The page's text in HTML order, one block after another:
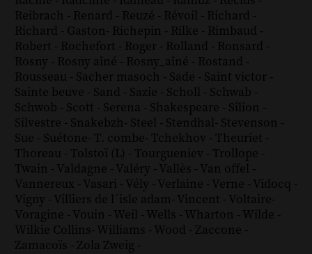
Reibrach - Renard - Reuzé - Révoil - Richard -
Richard - Gaston- Richepin - Rilke - Rimbaud -
Robert - Rochefort - Roger - Rolland - Ronsard -
Rosny - Rosny aîné - Rosny_aîné - Rostand -
Rousseau - Sacher masoch - Sade - Saint victor -
Sainte beuve - Sand - Sazie - Scholl - Schwab -
Schwob - Scott - Serena - Shakespeare - Silion -
Silvestre - Snakebzh- Steel - Stendhal- Stevenson -
Sue - Suétone- T. combe- Tchekhov - Theuriet -
Thoreau - Tolstoï (L) - Tourgueniev - Trollope -
Twain - Valdagne - Valéry - Vallès - Van offel -
Vannereux - Vasari - Vély - Verlaine - Verne - Vidocq -
Vigny - Villiers de l´isle adam- Vincent - Voltaire-
Voragine - Vouin - Weil - Wells - Wharton - Wilde -
Wilkie Collins- Williams - Wood - Zaccone -
Zamacoïs - Zola Zweig -